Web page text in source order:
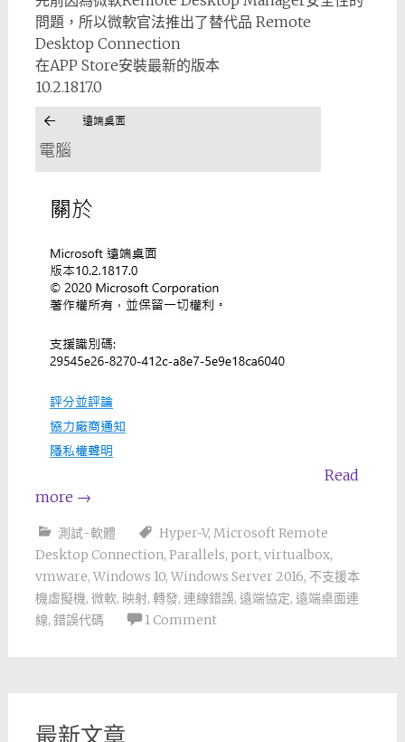
問題，所以微軟官法推出了替代品 Remote
Desktop Connection
在APP Store安裝最新的版本
10.2.1817.0
Read
more →
測試-軟體 Hyper-V,Microsoft Remote
Desktop Connection, Parallels, port, virtualbox,
vmware, Windows 10, Windows Server 2016, 不支援本
機虛擬機, 微軟, 映射, 轉發, 連線錯誤, 遠端協定, 遠端桌面連
線, 錯誤代碼 1 Comment
最新文章